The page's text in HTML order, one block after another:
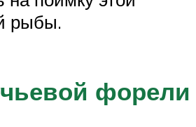
рыбы.
форели